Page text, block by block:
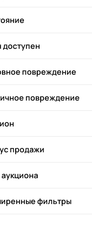
доступен
повреждение
повреждение
продажи
фильтры